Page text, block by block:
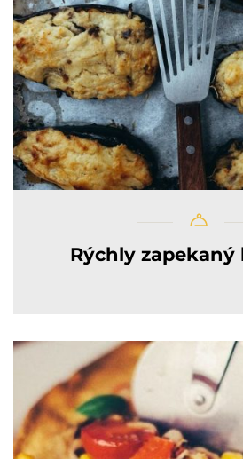
Rýchly zapekaný